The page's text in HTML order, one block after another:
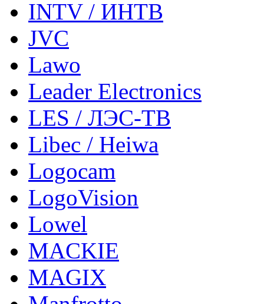
INTV / ИНТВ
JVC
Lawo
Leader Electronics
LES / ЛЭС-ТВ
Libec / Heiwa
Logocam
LogoVision
Lowel
MACKIE
MAGIX